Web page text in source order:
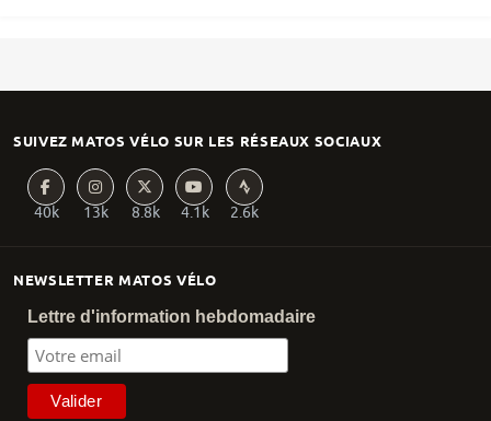
NEWSLETTER MATOS VÉLO
Lettre d'information hebdomadaire
SUIVEZ MATOS VÉLO SUR LES RÉSEAUX SOCIAUX
40k 13k 8.8k 4.1k 2.6k